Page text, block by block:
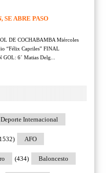
SE ABRE PASO
DE COCHABAMBA Miércoles
“Félix Capriles” FINAL
6´ Matias Delg...
Deporte Internacional
AFO
Baloncesto
(434)